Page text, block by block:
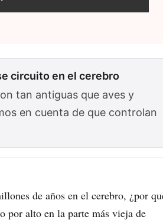
circuito en el cerebro
tan antiguas que aves y
en cuenta de que controlan
de años en el cerebro, ¿por
por alto en la parte más vieja de